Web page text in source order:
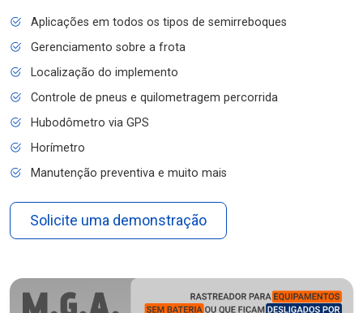
Aplicações em todos os tipos de semirreboques
Gerenciamento sobre a frota
Localização do implemento
Controle de pneus e quilometragem percorrida
Hubodômetro via GPS
Horímetro
Manutenção preventiva e muito mais
Solicite uma demonstração